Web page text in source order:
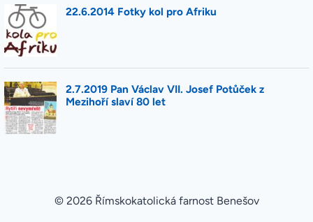
© 2026 Římskokatolická farnost Benešov